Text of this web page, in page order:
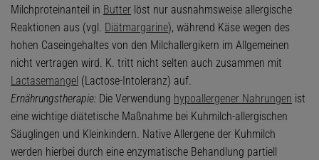
Milchproteinanteil in Butter löst nur ausnahmsweise allergische
Reaktionen aus (vgl. Diätmargarine), während Käse wegen des
hohen Caseingehaltes von den Milchallergikern im Allgemeinen
nicht vertragen wird. K. tritt nicht selten auch zusammen mit
Lactasemangel (Lactose-Intoleranz) auf.
Ernährungstherapie: Die Verwendung hypoallergener Nahrungen ist
eine wichtige diätetische Maßnahme bei Kuhmilch-allergischen
Säuglingen und Kleinkindern. Native Allergene der Kuhmilch
werden hierbei durch eine enzymatische Behandlung partiell